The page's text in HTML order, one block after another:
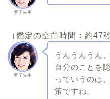
夢子先生
（鑑定の空白時間：約47秒
夢子先生
うんうんうん
自分のことを
っていうのは
策ですね。